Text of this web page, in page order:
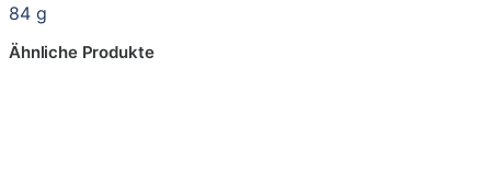
84 g
Ähnliche Produkte